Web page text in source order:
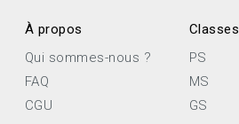
À propos
Qui sommes-nous ?
FAQ
CGU
Classes
PS
MS
GS